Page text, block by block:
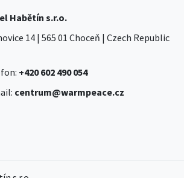
Habětín s.r.o.
14 | 565 01 Choceň | Czech Republic
+420 602 490 054
centrum@warmpeace.cz